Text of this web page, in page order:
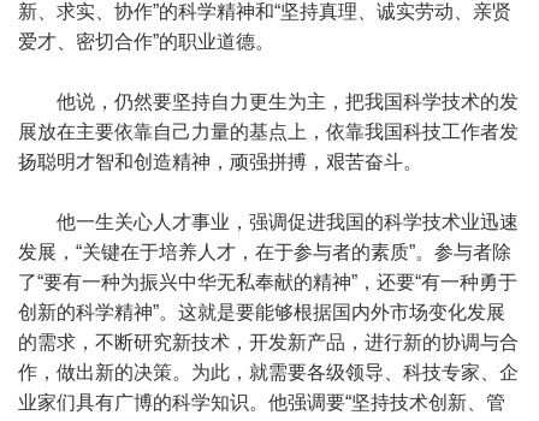
新、求实、协作”的科学精神和“坚持真理、诚实劳动、亲贤
爱才、密切合作”的职业道德。
他说，仍然要坚持自力更生为主，把我国科学技术的发
展放在主要依靠自己力量的基点上，依靠我国科技工作者发
扬聪明才智和创造精神，顽强拼搏，艰苦奋斗。
他一生关心人才事业，强调促进我国的科学技术业迅速
发展，“关键在于培养人才，在于参与者的素质”。参与者除
了“要有一种为振兴中华无私奉献的精神”，还要“有一种勇于
创新的科学精神”。这就是要能够根据国内外市场变化发展
的需求，不断研究新技术，开发新产品，进行新的协调与合
作，做出新的决策。为此，就需要各级领导、科技专家、企
业家们具有广博的科学知识。他强调要“坚持技术创新、管